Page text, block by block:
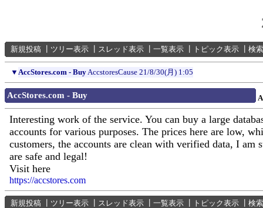
新規投稿 ツリー表示 スレッド表示 一覧表示 トピック表示 検索
▼ AccStores.com - BuyAccstoresCause 21/8/30(月) 1:05
AccStores.com - Buy
Interesting work of the service. You can buy a large
accounts for various purposes. The prices here are low,
customers, the accounts are clean with verified data, I am
are safe and legal!
Visit here
https://accstores.com
新規投稿 ツリー表示 スレッド表示 一覧表示 トピック表示
検索